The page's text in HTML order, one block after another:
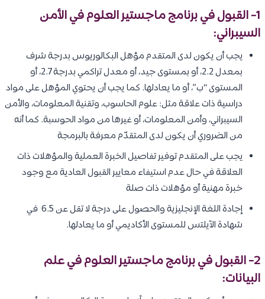
1- القبول في برنامج ماجستير العلوم في الأمن
السيبراني:
يجب أن يكون لدى المتقدم مؤهل البكالوريوس بدرجة شرف
بمعدل 2.2، أو بمستوى جيد، أو معدل تراكمي بدرجة 2.7، أو
المستوى “ب”، أو ما يعادلها. كما يجب أن يحتوي المؤهل على مواد
دراسية ذات علاقة مثل: علوم الحاسوب، وتقنية المعلومات، والأمن
السيبراني، وأمن المعلومات، أو غيرها من مواد الحوسبة. كما أنه
من الضروري أن يكون لدى المتقدّم معرفة بالبرمجة
يجب على المتقدم توفير تفاصيل الخبرة العملية والمؤهلات ذات
العلاقة في حال عدم استيفاء معايير القبول العادية مع وجود
خبرة مهنية أو مؤهلات ذات صلة
إجادة اللغة الإنجليزية والحصول على درجة لا تقل عن 6.5 في
شهادة الآيلتس للمستوى الأكاديمي أو ما يعادلها.
2- القبول في برنامج ماجستير العلوم في علم
البيانات: